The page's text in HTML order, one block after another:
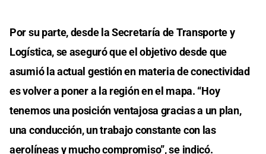
Por su parte, desde la Secretaría de Transporte y
Logística, se aseguró que el objetivo desde que
asumió la actual gestión en materia de conectividad
es volver a poner a la región en el mapa. “Hoy
tenemos una posición ventajosa gracias a un plan,
una conducción, un trabajo constante con las
aerolíneas y mucho compromiso”, se indicó.